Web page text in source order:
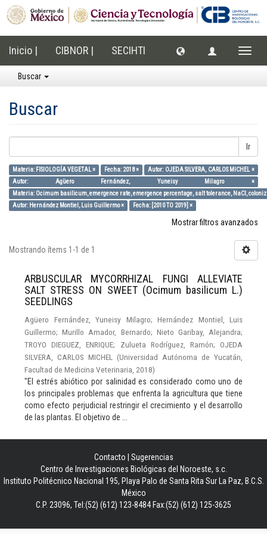
Inicio | CIBNOR | SECIHTI
Buscar
Buscar
Ir
Materia: FISIOLOGÍA VEGETAL × Fecha: 2018 ×
Autor: OJEDA SILVERA, CARLOS MICHEL ×
Autor: Agüero Fernández, Yuneisy Milagro ×
Materia: Ocimum basilicum, emergence rate, emergence percentage, salt tolerance, NaCl,
Autor: Hernández Montiel, Luis Guillermo ×
Fecha: [2010 TO 2019] ×
Mostrar filtros avanzados
Mostrando ítems 1-1 de 1
ARBUSCULAR MYCORRHIZAL FUNGI ALLEVIATE
SALT STRESS ON SWEET (Ocimum basilicum L.)
SEEDLINGS
Agüero Fernández, Yuneisy Milagro; Hernández Montiel, Luis
Guillermo;Murillo Amador, Bernardo; Nieto Garibay, Alejandra;
TROYO DIEGUEZ, ENRIQUE; Zulueta Rodríguez, Ramón;OJEDA
SILVERA, CARLOS MICHEL
(Universidad Autónoma de Yucatán,
Facultad de Medicina Veterinaria 2018)
"El estrés abiótico por salinidad es considerado como uno de
los principales problemas que enfrenta la agricultura que tiene
como efecto perjudicial restringir el crecimiento y el desarrollo
de las plantas. El objetivo de ...
Contacto
Sugerencias
Centro de Investigaciones Biológicas del Noroeste, s.c.
Instituto Politécnico Nacional 195, Playa Palo de Santa Rita Sur La Paz, B.C.S.
México
C.P. 23096, Tel:(52) (612) 123-8484 Fax:(52) (612) 125-3625